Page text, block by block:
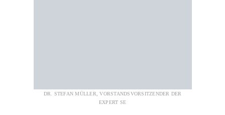
DR. STEFAN MÜLLER, VORSTANDSVORSITZENDER DER
EXPERT SE